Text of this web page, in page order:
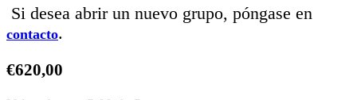
Si desea abrir un nuevo grupo, póngase en
contacto.
€620,00